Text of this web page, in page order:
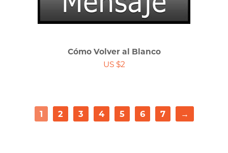
Cómo Volver al Blanco
US $2
1 2 3 4 5 6 7 →